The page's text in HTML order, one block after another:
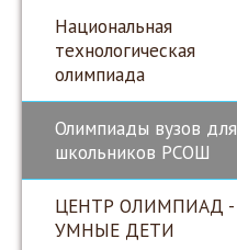
Национальная
технологическая
олимпиада
Олимпиады вузов для
школьников РСОШ
ЦЕНТР ОЛИМПИАД -
УМНЫЕ ДЕТИ